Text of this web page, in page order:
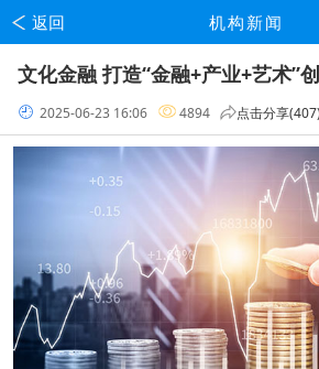
返回 机构新闻
文化金融 打造“金融+产业+艺术”
2025-06-23 16:06 4894 点击分享(407)